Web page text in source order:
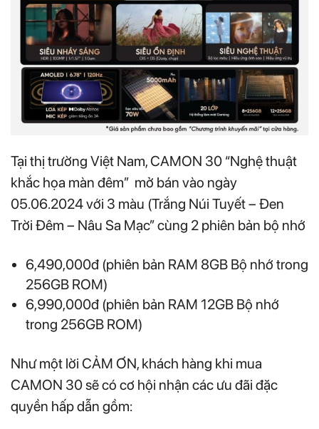
Tại thị trường Việt Nam, CAMON 30 “Nghệ thuật
khắc họa màn đêm” mở bán vào ngày
05.06.2024 với 3 màu (Trắng Núi Tuyết – Đen
Trời Đêm – Nâu Sa Mạc” cùng 2 phiên bản bộ nhớ
6,490,000đ (phiên bản RAM 8GB Bộ nhớ trong
256GB ROM)
6,990,000đ (phiên bản RAM 12GB Bộ nhớ
trong 256GB ROM)
Như một lời CẢM ƠN, khách hàng khi mua
CAMON 30 sẽ có cơ hội nhận các ưu đãi đặc
quyền hấp dẫn gồm: